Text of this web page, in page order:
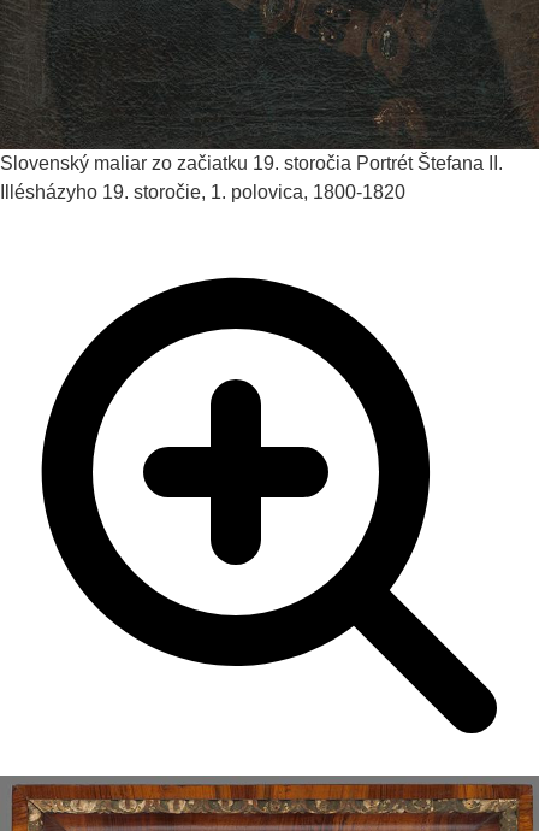
Slovenský maliar zo začiatku 19. storočia Portrét Štefana II.
Illésházyho 19. storočie, 1. polovica, 1800-1820